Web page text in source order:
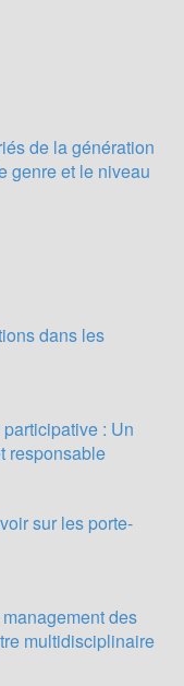
de la génération
genre et le niveau
dans les
: Un
responsable
sur les porte-
des
multidisciplinaire